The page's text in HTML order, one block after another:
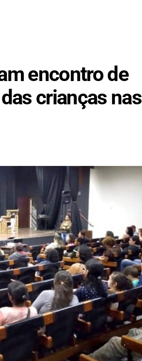
encontro de
crianças nas